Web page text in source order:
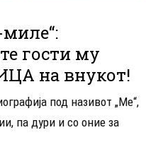
гости му
на внукот!
под називот „Ме“,
па дури и со оние за